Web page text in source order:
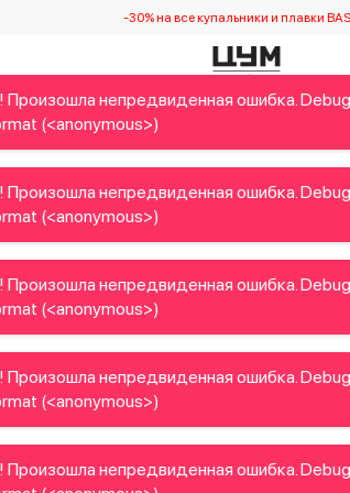
-30% на все купальники и плавки
Home&Gifts Украинские
Произошла непредвиденная ошибка.
(<anonymous>)
Произошла непредвиденная ошибка.
(<anonymous>)
Произошла непредвиденная ошибка.
(<anonymous>)
Произошла непредвиденная ошибка.
(<anonymous>)
Произошла непредвиденная ошибка.